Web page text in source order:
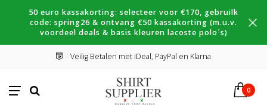
50 euro kassakorting: selecteer voor €170, gebruilk
code: spring26 & ontvang €50 kassakorting (m.u.v.
voordeel deals & basis kleuren lacoste polo´s)
Veilig Betalen met iDeal, PayPal en Klarna
0